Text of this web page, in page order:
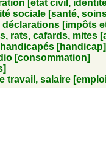
[état civil,
sociale [santé,
[impôts
rats, cafards, mites
[handicap]
[consommation]
travail, salaire